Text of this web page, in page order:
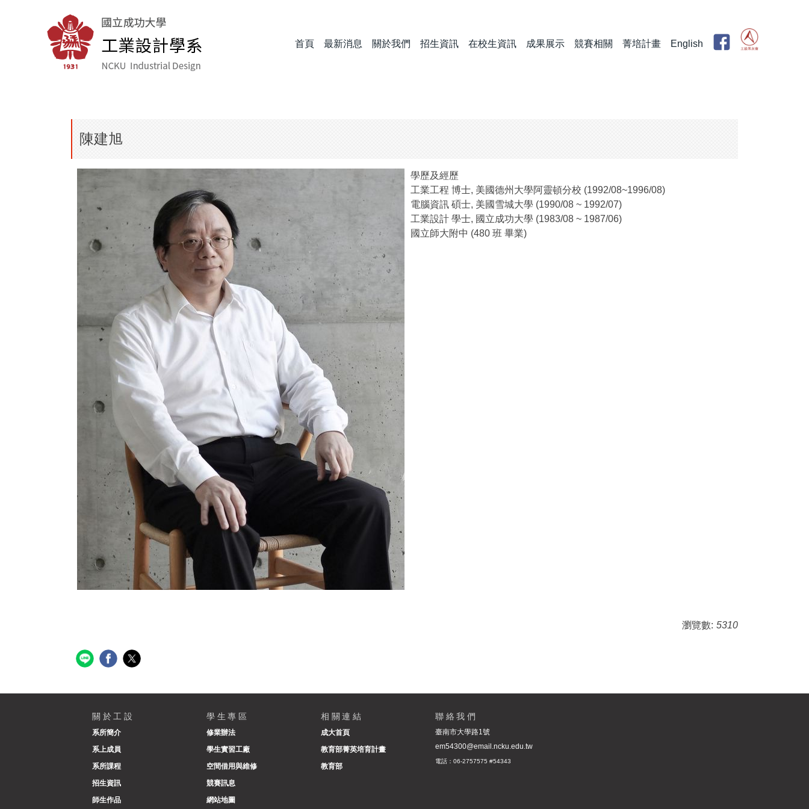
首頁 最新消息 關於我們 招生資訊 在校生資訊 成果展示 競賽相關 菁培計畫 English
陳建旭
學歷及經歷
工業工程 博士, 美國德州大學阿靈頓分校 (1992/08~1996/08)
電腦資訊 碩士, 美國雪城大學 (1990/08 ~ 1992/07)
工業設計 學士, 國立成功大學 (1983/08 ~ 1987/06)
國立師大附中 (480 班 畢業)
瀏覽數: 5310
關於工設
系所簡介
系上成員
系所課程
招生資訊
師生作品
學生專區
修業辦法
學生實習工廠
空間借用與維修
競賽訊息
網站地圖
相關連結
成大首頁
教育部菁英培育計畫
教育部
聯絡我們
臺南市大學路1號
em54300@email.ncku.edu.tw
電話：06-2757575 #54343